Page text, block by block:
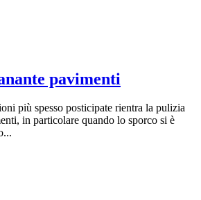
pavimenti
più spesso posticipate rientra la pulizia
in particolare quando lo sporco si è